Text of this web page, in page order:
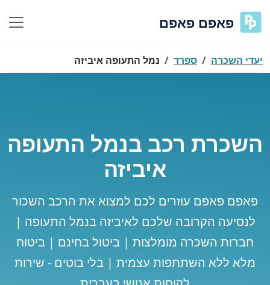
פאפם פאפם
יעדי השכרה ספרד נמל התעופה איביזה
השכרת רכב בנמל התעופה
איביזה
פאפם פאפם עוזרים לכם למצוא את הרכב השכור
לנסיעה הקרובה שלכם לאיביזה בנמל התעופה |
חברות השכרה מומלצות | ביטול בחינם | ביטוח
מלא ללא השתתפות עצמית | בלי בוטים - שירות